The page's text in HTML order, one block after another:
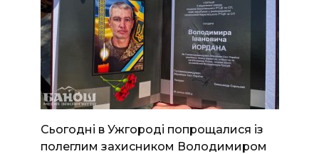
Сьогодні в Ужгороді попрощалися із
полеглим захисником Володимиром